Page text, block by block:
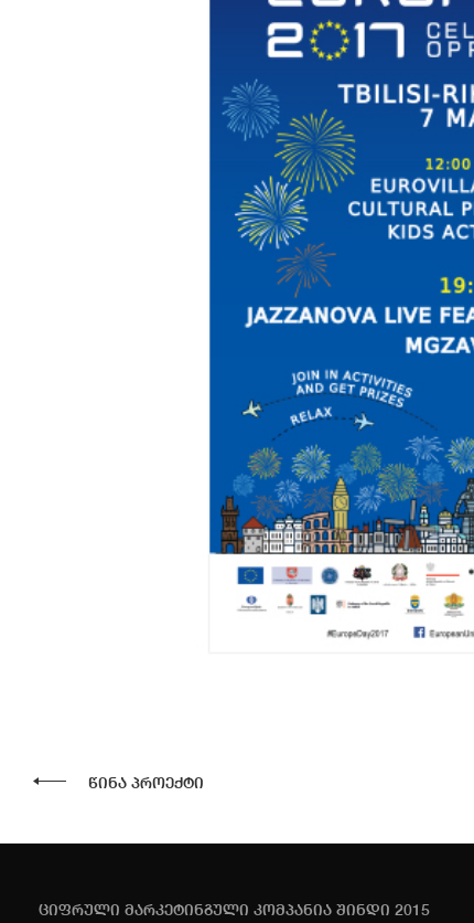
წინა პროექტი
ციფრული მარკეტინგული კომპანია შინდი 2015